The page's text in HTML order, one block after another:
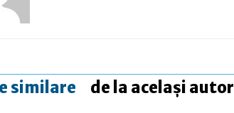
similare de la același autor